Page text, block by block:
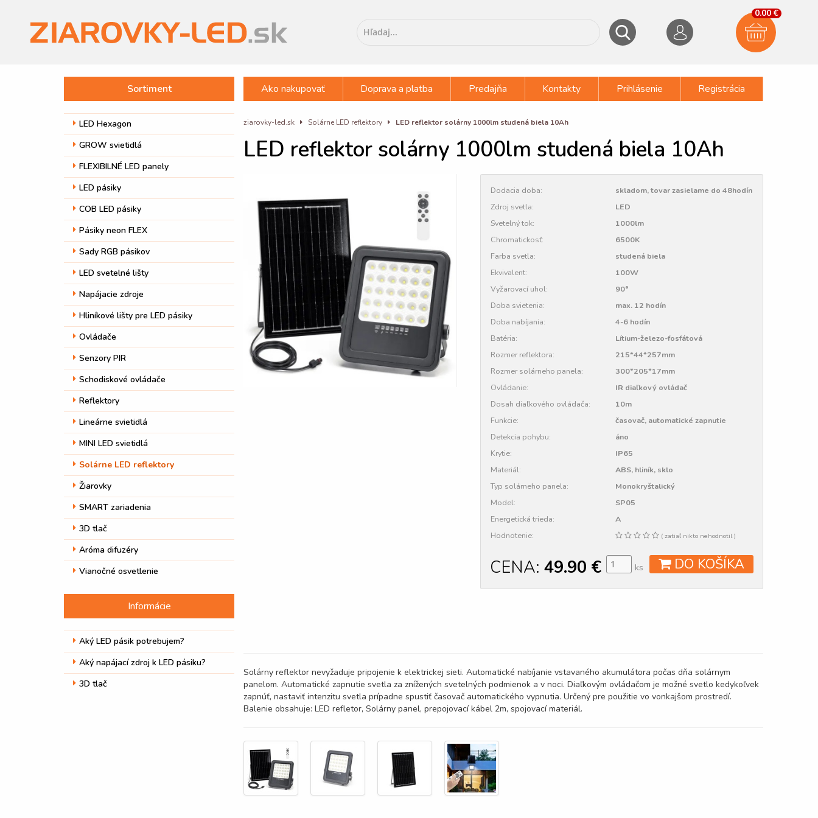
0.00 €
Sortiment
LED Hexagon
GROW svietidlá
FLEXIBILNÉ LED panely
LED pásiky
COB LED pásiky
Pásiky neon FLEX
Sady RGB pásikov
LED svetelné lišty
Napájacie zdroje
Hliníkové lišty pre LED pásiky
Ovládače
Senzory PIR
Schodiskové ovládače
Reflektory
Lineárne svietidlá
MINI LED svietidlá
Solárne LED reflektory
Žiarovky
SMART zariadenia
3D tlač
Aróma difuzéry
Vianočné osvetlenie
Informácie
Aký LED pásik potrebujem?
Aký napájací zdroj k LED pásiku?
3D tlač
Ako nakupovať Doprava a platba Predajňa Kontakty Prihlásenie Registrácia
ziarovky-led.sk Solárne LED reflektory LED reflektor solárny 1000lm studená biela 10Ah
LED reflektor solárny 1000lm studená biela 10Ah
Dodacia doba:
skladom, tovar zasielame do 48hodín
Zdroj svetla:
LED
Svetelný tok:
1000lm
Chromatickosť:
6500K
Farba svetla:
studená biela
Ekvivalent:
100W
Vyžarovací uhol:
90°
Doba svietenia:
max. 12 hodín
Doba nabíjania:
4-6 hodín
Batéria:
Lítium-železo-fosfátová
Rozmer reflektora:
215*44*257mm
Rozmer solárneho panela:
300*205*17mm
Ovládanie:
IR diaľkový ovládač
Dosah diaľkového ovládača:
10m
Funkcie:
časovač, automatické zapnutie
Detekcia pohybu:
áno
Krytie:
IP65
Materiál:
ABS, hliník, sklo
Typ solárneho panela:
Monokryštalický
Model:
SP05
Energetická trieda:
A
Hodnotenie:
( zatiaľ nikto nehodnotil )
CENA: 49.90 € DO KOŠÍKA
ks
Solárny reflektor nevyžaduje pripojenie k elektrickej sieti. Automatické nabíjanie vstavaného akumulátora počas dňa solárnym
panelom. Automatické zapnutie svetla za znížených svetelných podmienok a v noci. Diaľkovým ovládačom je možné svetlo kedykoľvek
zapnúť, nastaviť intenzitu svetla prípadne spustiť časovač automatického vypnutia. Určený pre použitie vo vonkajšom prostredí.
Balenie obsahuje: LED refletor, Solárny panel, prepojovací kábel 2m, spojovací materiál.